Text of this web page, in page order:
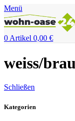
Menü
0Artikel 0,00 €
weiss/
Schließen
Kategorien